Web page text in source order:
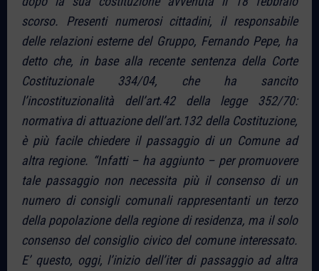
scorso. Presenti numerosi cittadini, il responsabile
delle relazioni esterne del Gruppo, Fernando Pepe, ha
detto che, in base alla recente sentenza della Corte
Costituzionale 334/04, che ha sancito
l’incostituzionalità dell’art.42 della legge 352/70:
normativa di attuazione dell’art.132 della Costituzione,
è più facile chiedere il passaggio di un Comune ad
altra regione. “Infatti – ha aggiunto – per promuovere
tale passaggio non necessita più il consenso di un
numero di consigli comunali rappresentanti un terzo
della popolazione della regione di residenza, ma il solo
consenso del consiglio civico del comune interessato.
E’ questo, oggi, l’inizio dell’iter di passaggio ad altra